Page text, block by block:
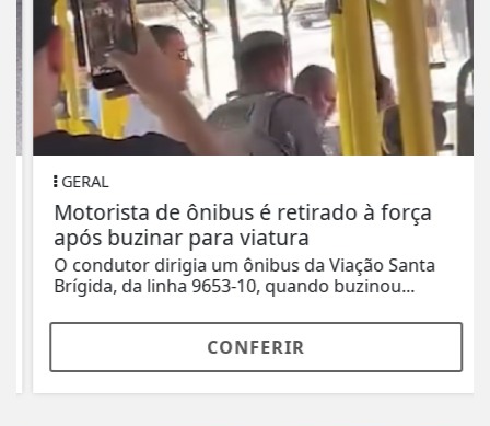
GERAL
Motorista de ônibus é retirado à força
após buzinar para viatura
O condutor dirigia um ônibus da Viação Santa
Brígida, da linha 9653-10, quando buzinou...
CONFERIR